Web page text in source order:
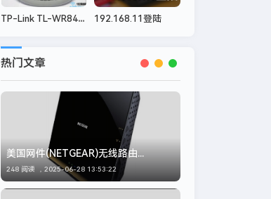
TP-Link TL-WR845N路由器怎么设置无线网络？ 192.168.11登陆
热门文章
美国网件(NETGEAR)无线路由...
248 阅读 ， 2025-06-28 13:53:22